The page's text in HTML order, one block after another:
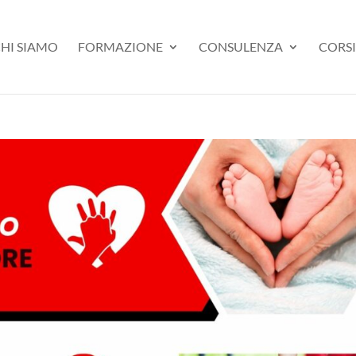
SIAMO FORMAZIONE CONSULENZA